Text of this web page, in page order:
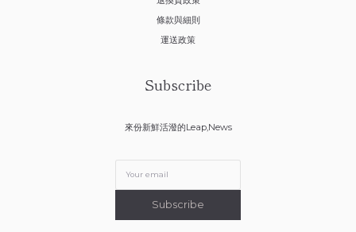
條款與細則
運送政策
Subscribe
來份新鮮活潑的Leap,News
Subscribe